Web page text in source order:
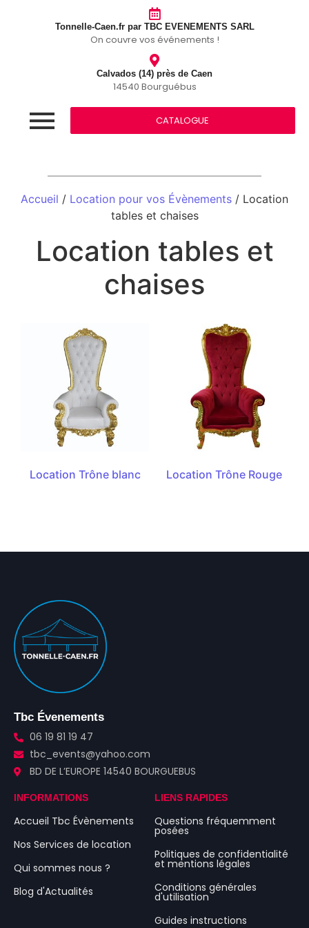
Tonnelle-Caen.fr par TBC EVENEMENTS SARL
On couvre vos événements !
Calvados (14) près de Caen
14540 Bourguébus
CATALOGUE
Accueil / Location pour vos Évènements / Location
tables et chaises
Location tables et
chaises
Location Trône blanc Location Trône Rouge
Tbc Évenements
06 19 81 19 47
tbc_events@yahoo.com
BD DE L’EUROPE 14540 BOURGUEBUS
INFORMATIONS
Accueil Tbc Évènements
Nos Services de location
Qui sommes nous ?
Blog d'Actualités
LIENS RAPIDES
Questions fréquemment
posées
Politiques de confidentialité
et mentions légales
Conditions générales
d'utilisation
Guides instructions